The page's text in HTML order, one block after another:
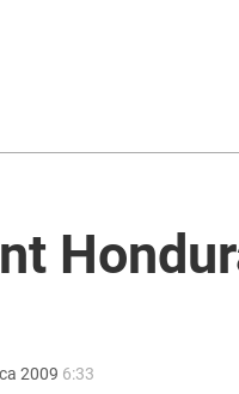
kontra
2009 6:33